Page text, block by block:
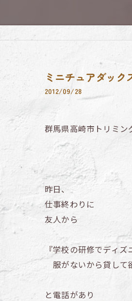
ミニチュアダック
2012/09/28
群馬県高崎市トリミン
昨日、
仕事終わりに
友人から
『学校の研修でディ
服がないから貸して
と電話があり